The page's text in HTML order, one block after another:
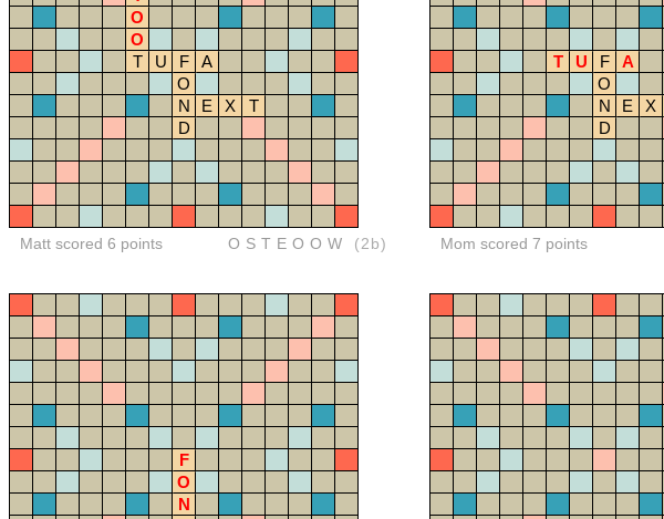
O
O
T
U F
A
O
N
E X
T
D
Matt scored 6 points OSTEOOW (2b)
T U F
A
O
N
E X
D
Mom scored 7 points
F
O
N